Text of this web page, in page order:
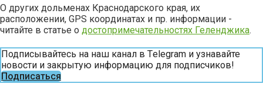
О других дольменах Краснодарского края, их
расположении, GPS координатах и пр. информации -
читайте в статье о достопримечательностях Геленджика.
Подписывайтесь на наш канал в Тelegram и узнавайте
новости и закрытую информацию для подписчиков!
Подписаться